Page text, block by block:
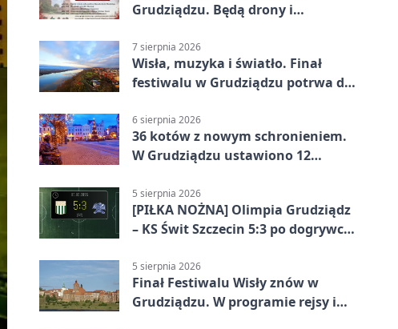
Grudziądzu. Będą drony i
7 sierpnia 2026
Wisła, muzyka i światło. Finał
festiwalu w Grudziądzu potrwa do
6 sierpnia 2026
36 kotów z nowym schronieniem.
W Grudziądzu ustawiono 12
5 sierpnia 2026
[PIŁKA NOŻNA] Olimpia Grudziądz
– KS Świt Szczecin 5:3 po dogrywce
odwrócili losy meczu
5 sierpnia 2026
Finał Festiwalu Wisły znów w
Grudziądzu. W programie rejsy i